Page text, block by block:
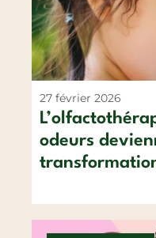
27 février 2026
odeurs